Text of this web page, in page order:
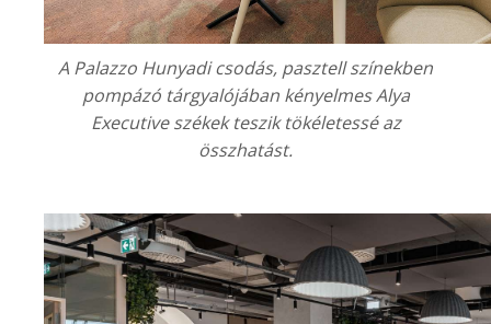
A Palazzo Hunyadicsodás, pasztell színekben
pompázó tárgyalójában kényelmes Alya
Executive székek teszik tökéletessé az
összhatást.